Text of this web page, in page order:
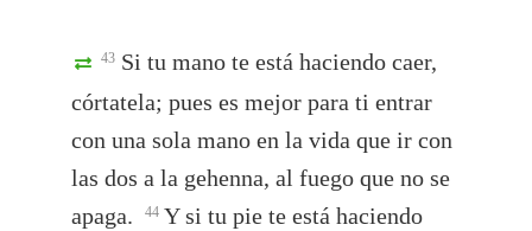
43 Si tu mano te está haciendo caer,
córtatela; pues es mejor para ti entrar
con una sola mano en la vida que ir con
las dos a la gehenna, al fuego que no se
apaga.
44 Y si tu pie te está haciendo